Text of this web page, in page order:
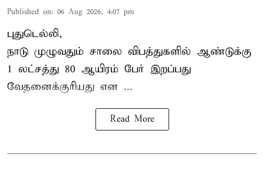
Published on: 06 Aug 2026, 4:07 pm
புதுடெல்லி,
நாடு முழுவதும் சாலை விபத்துகளில் ஆண்டுக்கு
1 லட்சத்து 80 ஆயிரம் பேர் இறப்பது
வேதனைக்குரியது என ...
Read More